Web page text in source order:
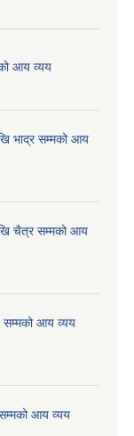
आय व्यय
भाद्र सम्मको आय
चैत्र सम्मको आय
आय व्यय
आय व्यय